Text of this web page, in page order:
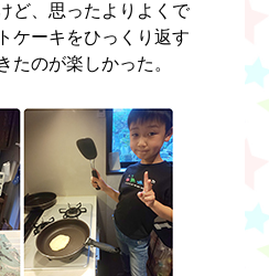
ど、思ったよりよくで
ケーキをひっくり返す
たのが楽しかった。